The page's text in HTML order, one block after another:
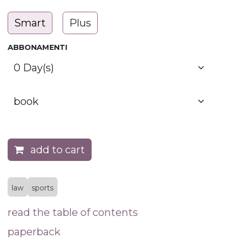
Smart Plus
ABBONAMENTI
add to cart
law sports
read the table of contents
paperback